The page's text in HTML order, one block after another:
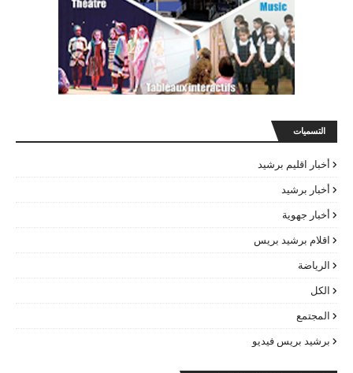
التسميات
أخبار اقليم برشيد
أخبار برشيد
أخبار جهوية
اقلام برشيد بريس
الرياضة
الكل
المجتمع
برشيد بريس فيديو